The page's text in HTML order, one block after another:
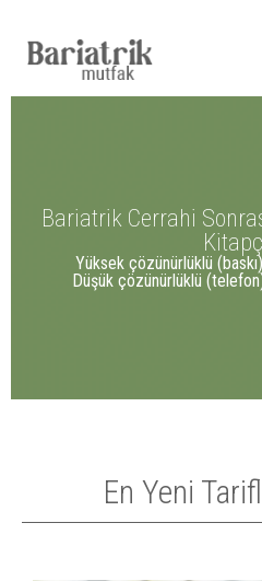
Bariatrik Cerrahi
Yüksek çözünürlüklü
Düşük çözünürlüklü
En Yeni